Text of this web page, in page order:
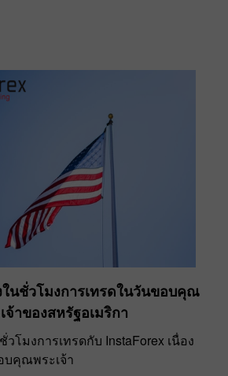
ในชั่วโมงการเทรดในวันขอบคุณ
จ้าของสหรัฐอเมริกา
โมงการเทรดกับ InstaForex เนื่อง
คุณพระเจ้า